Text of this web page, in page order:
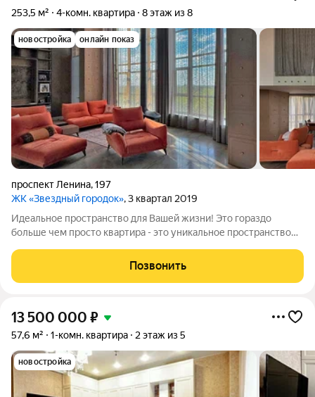
253,5 м² 4-комн. квартира 8 этаж из 8
новостройка онлайн показ
проспект Ленина,197
ЖК «Звездный городок», 3 квартал 2019
Идеальное пространство для Вашей жизни! Это гораздо
больше чем просто квартира - это уникальное пространство
крыше с видами на лес и закат Кирпичный дом 2019 года
постройки с автономным газовым
Позвонить
13 500 000 ₽
57,6 м² 1-комн. квартира 2 этаж из 5
новостройка